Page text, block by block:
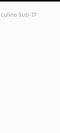
Sub-17